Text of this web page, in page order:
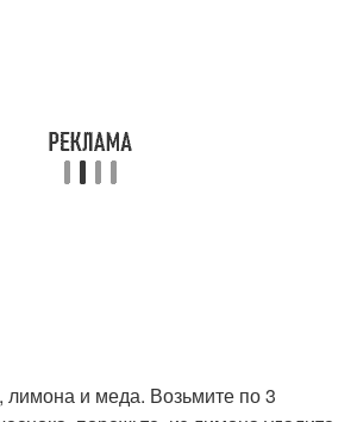
лимона и меда. Возьмите по 3